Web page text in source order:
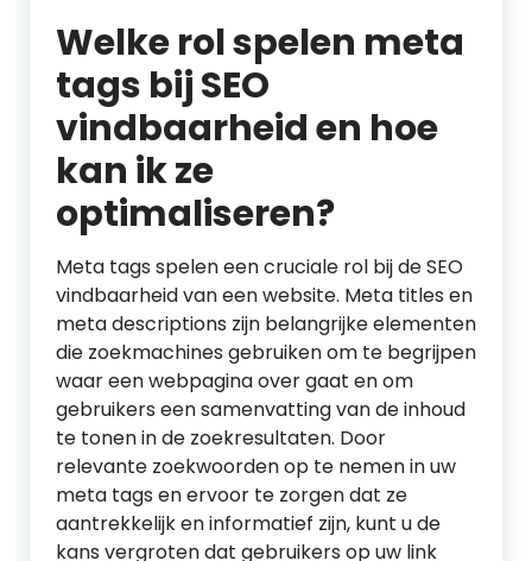
Welke rol spelen meta
tags bij SEO
vindbaarheid en hoe
kan ik ze
optimaliseren?
Meta tags spelen een cruciale rol bij de SEO
vindbaarheid van een website. Meta titles en
meta descriptions zijn belangrijke elementen
die zoekmachines gebruiken om te begrijpen
waar een webpagina over gaat en om
gebruikers een samenvatting van de inhoud
te tonen in de zoekresultaten. Door
relevante zoekwoorden op te nemen in uw
meta tags en ervoor te zorgen dat ze
aantrekkelijk en informatief zijn, kunt u de
kans vergroten dat gebruikers op uw link